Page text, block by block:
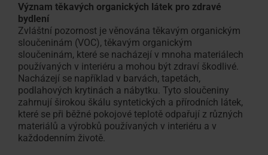
Význam těkavých organických látek pro zdravé
bydlení
Zvláštní pozornost je věnována těkavým organickým
sloučeninám (VOC), těkavým organickým
sloučeninám, které se nacházejí v mnoha materiálech
používaných v interiéru a mohou být zdraví škodlivé.
Nacházejí se například v barvách, tapetách,
podlahových krytinách a nábytku. Tyto sloučeniny
zahrnují širokou škálu syntetických a přírodních látek,
které se při běžné pokojové teplotě odpařují z různých
materiálů a výrobků používaných v interiéru a v
každodenním životě.